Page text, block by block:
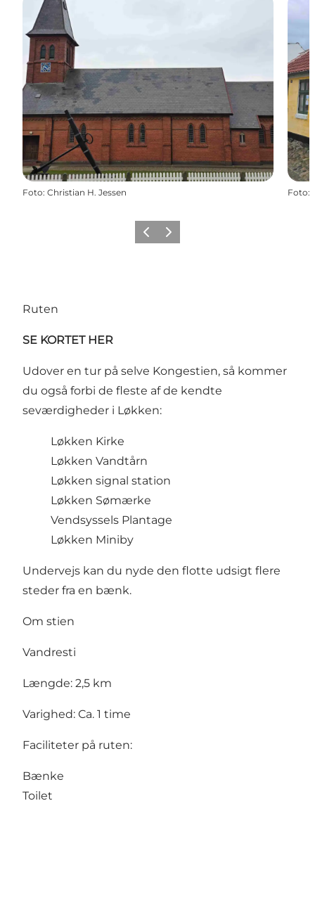
Foto: Christian H. Jessen Foto:
ForrigeNæste
Ruten
SE KORTET HER
Udover en tur på selve Kongestien, så kommer
du også forbi de fleste af de kendte
seværdigheder i Løkken:
Løkken Kirke
Løkken Vandtårn
Løkken signal station
Løkken Sømærke
Vendsyssels Plantage
Løkken Miniby
Undervejs kan du nyde den flotte udsigt flere
steder fra en bænk.
Om stien
Vandresti
Længde: 2,5 km
Varighed: Ca. 1 time
Faciliteter på ruten:
Bænke
Toilet